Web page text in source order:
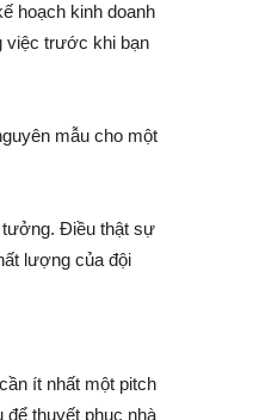
hoạch kinh doanh
việc trước khi bạn
mẫu cho một
tưởng. Điều thật sự
lượng của đội
ít nhất một pitch
thuyết phục nhà